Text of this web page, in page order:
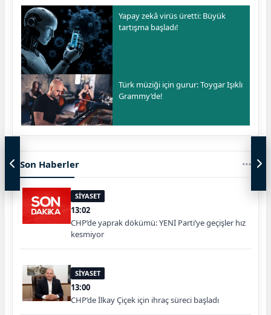
Yapay zekâ virüs üretti: Büyük
tartışma başladı!
Türk müziği için gurur: Toygar Işıklı
Grammy’de!
Son Haberler
SİYASET
13:02
CHP’de yaprak dökümü: YENİ Parti’ye geçişler hız
kesmiyor
SİYASET
13:00
CHP’de İlkay Çiçek için ihraç süreci başladı